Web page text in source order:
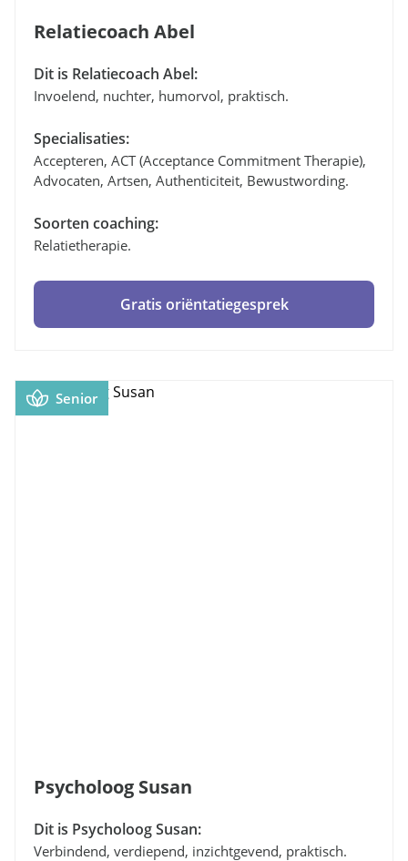
Relatiecoach Abel
Dit is Relatiecoach Abel:
Invoelend, nuchter, humorvol, praktisch.
Specialisaties:
Accepteren, ACT (Acceptance Commitment Therapie),
Advocaten, Artsen, Authenticiteit, Bewustwording.
Soorten coaching:
Relatietherapie.
Gratis oriëntatiegesprek
Senior
Psycholoog Susan
Dit is Psycholoog Susan:
Verbindend, verdiepend, inzichtgevend, praktisch.